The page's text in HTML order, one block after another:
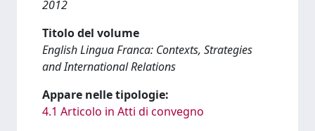
2012
Titolo del volume
English Lingua Franca: Contexts, Strategies
and International Relations
Appare nelle tipologie:
4.1 Articolo in Atti di convegno